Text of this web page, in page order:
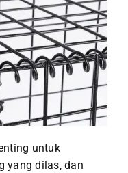
untuk
yang dilas, dan